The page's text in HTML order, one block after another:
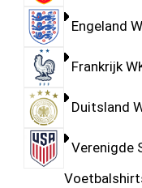
Engeland
Frankrijk
Duitsland
Verenigde